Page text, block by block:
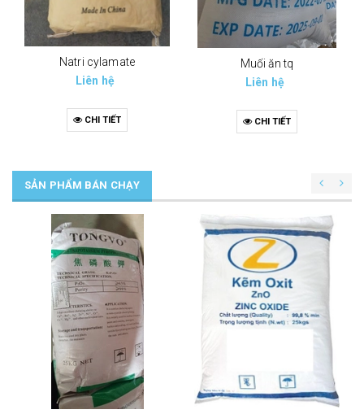
Natri cylamate
Liên hệ
CHI TIẾT
Muối ăn tq
Liên hệ
CHI TIẾT
SẢN PHẨM BÁN CHẠY